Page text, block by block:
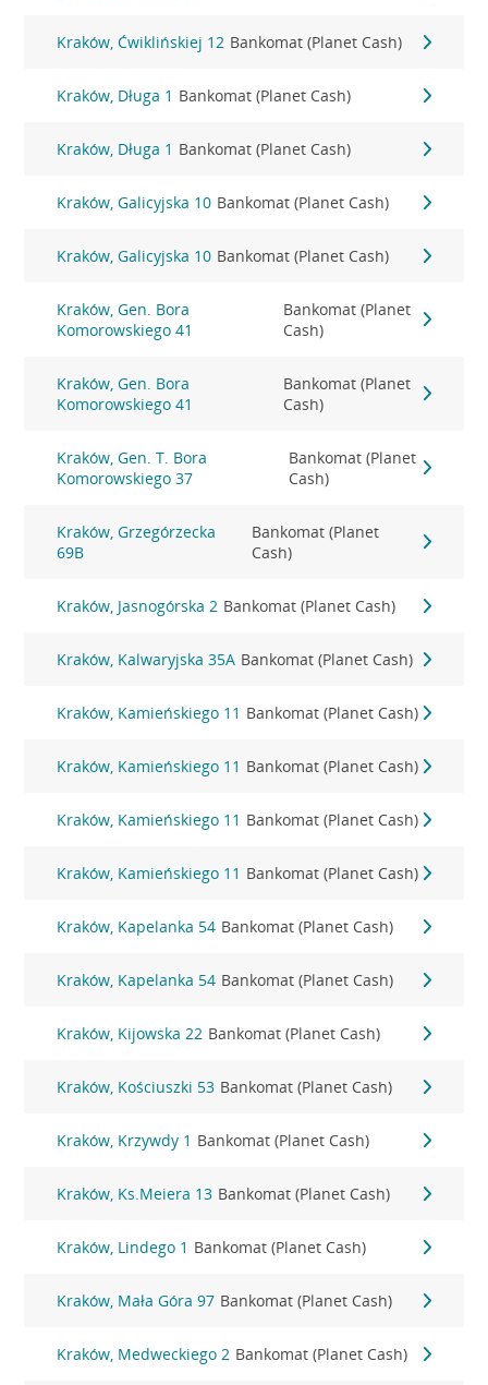
Kraków, Ćwiklińskiej 12 Bankomat (Planet Cash)
Kraków, Długa 1 Bankomat (Planet Cash)
Kraków, Długa 1 Bankomat (Planet Cash)
Kraków, Galicyjska 10 Bankomat (Planet Cash)
Kraków, Galicyjska 10 Bankomat (Planet Cash)
Kraków, Gen. Bora
Komorowskiego 41
Bankomat (Planet
Cash)
Kraków, Gen. Bora
Komorowskiego 41
Bankomat (Planet
Cash)
Kraków, Gen. T. Bora
Komorowskiego 37
Bankomat (Planet
Cash)
Kraków, Grzegórzecka
69B
Bankomat (Planet
Cash)
Kraków, Jasnogórska 2 Bankomat (Planet Cash)
Kraków, Kalwaryjska 35A Bankomat (Planet Cash)
Kraków, Kamieńskiego 11 Bankomat (Planet Cash)
Kraków, Kamieńskiego 11 Bankomat (Planet Cash)
Kraków, Kamieńskiego 11 Bankomat (Planet Cash)
Kraków, Kamieńskiego 11 Bankomat (Planet Cash)
Kraków, Kapelanka 54 Bankomat (Planet Cash)
Kraków, Kapelanka 54 Bankomat (Planet Cash)
Kraków, Kijowska 22 Bankomat (Planet Cash)
Kraków, Kościuszki 53 Bankomat (Planet Cash)
Kraków, Krzywdy 1 Bankomat (Planet Cash)
Kraków, Ks.Meiera 13 Bankomat (Planet Cash)
Kraków, Lindego 1 Bankomat (Planet Cash)
Kraków, Mała Góra 97 Bankomat (Planet Cash)
Kraków, Medweckiego 2 Bankomat (Planet Cash)